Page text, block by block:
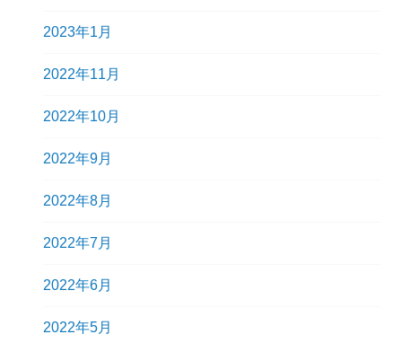
2023年1月
2022年11月
2022年10月
2022年9月
2022年8月
2022年7月
2022年6月
2022年5月